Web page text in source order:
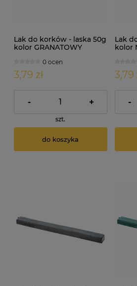
Lak do korków - laska 50g
kolor GRANATOWY
0 ocen
3,79 zł
- +
szt.
do koszyka
Lak
kolor
3,79
-